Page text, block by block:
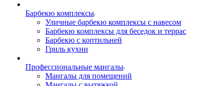
Барбекю комплексы
Уличные барбекю комплексы с навесом
Барбекю комплексы для беседок и террас
Барбекю с коптильней
Гриль кухни
Профессиональные мангалы
Мангалы для помещений